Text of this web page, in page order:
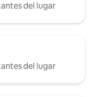
del lugar
del lugar